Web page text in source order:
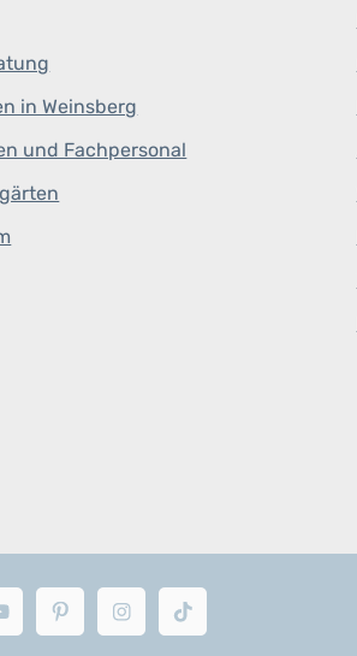
in Weinsberg
und Fachpersonal